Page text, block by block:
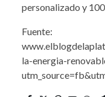
personalizado y
Fuente:
la-energia-